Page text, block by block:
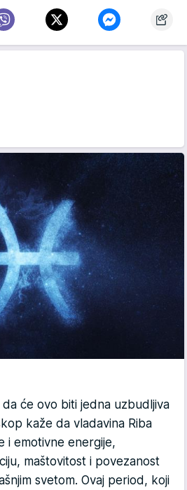
će ovo biti jedna uzbudljiva
kaže da vladavina Riba
i emotivne energije,
maštovitost i povezanost
svetom. Ovaj period, koji